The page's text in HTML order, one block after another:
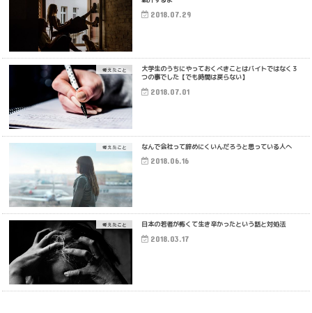
2018.07.29
考えたこと
大学生のうちにやっておくべきことはバイトではなく３
つの事でした【でも時間は戻らない】
2018.07.01
考えたこと
なんで会社って辞めにくいんだろうと思っている人へ
2018.06.16
考えたこと
日本の若者が怖くて生き辛かったという話と対処法
2018.03.17